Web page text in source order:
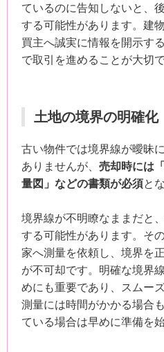
ているのに告知しないと、
する可能性があります。建
買主へ誠実に情報を開示す
で取引を進めることが大切で
土地の境界の明確化
古い物件では境界線が曖昧
ありませんが、 売却時には
量図」などの書類が必須と
境界線が不明瞭なままだと
する可能性があります。そ
家へ測量を依頼し、境界を
が不可却です。明確な境界
めにも重要であり、スムー
測量には時間がかかる場合
ている場合は早めに準備を